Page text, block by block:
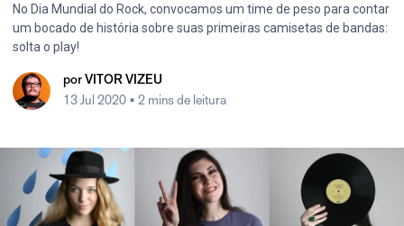
No Dia Mundial do Rock, convocamos um time de peso para contar
um bocado de história sobre suas primeiras camisetas de bandas:
solta o play!
por VITOR VIZEU
13 Jul 2020 • 2 mins de leitura